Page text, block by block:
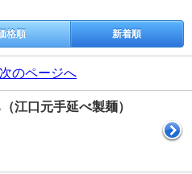
格順 新着順
次のページへ
江口元手延べ製麺）